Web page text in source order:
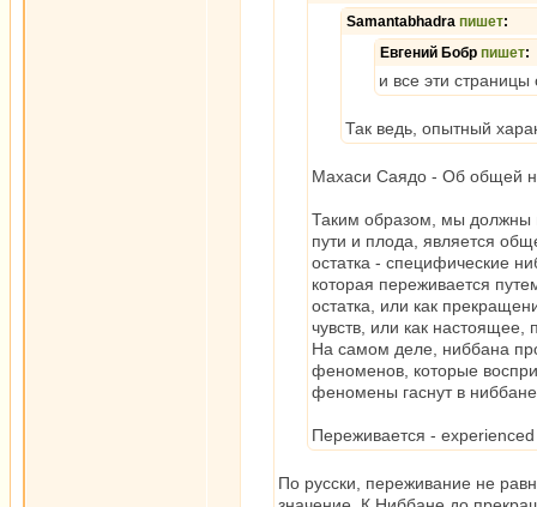
Samantabhadra пишет:
Евгений Бобр пишет:
и все эти
Так ведь, опытный
Махаси Саядо - Об общей
Таким образом, мы должны
пути и плода, является
остатка - специфические
которая переживается
остатка, или как
чувств, или как
На самом деле, ниббана
феноменов, которые
феномены гаснут в
Переживается -
По русски, переживание не